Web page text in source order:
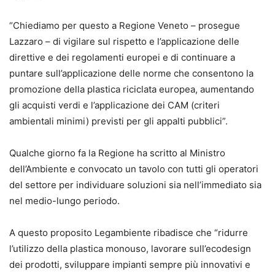
“Chiediamo per questo a Regione Veneto – prosegue
Lazzaro – di vigilare sul rispetto e l’applicazione delle
direttive e dei regolamenti europei e di continuare a
puntare sull’applicazione delle norme che consentono la
promozione della plastica riciclata europea, aumentando
gli acquisti verdi e l’applicazione dei CAM (criteri
ambientali minimi) previsti per gli appalti pubblici”.
Qualche giorno fa la Regione ha scritto al Ministro
dell’Ambiente e convocato un tavolo con tutti gli operatori
del settore per individuare soluzioni sia nell’immediato sia
nel medio-lungo periodo.
A questo proposito Legambiente ribadisce che “ridurre
l’utilizzo della plastica monouso, lavorare sull’ecodesign
dei prodotti, sviluppare impianti sempre più innovativi e